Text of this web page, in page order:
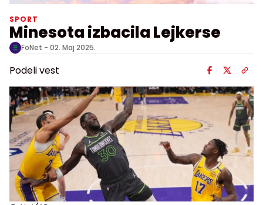
SPORT
Minesota izbacila Lejkerse
FoNet - 02. Maj 2025.
Podeli vest